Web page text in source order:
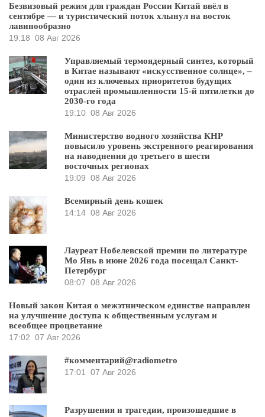
Безвизовый режим для граждан России Китай ввёл в
сентябре — и туристический поток хлынул на восток
лавинообразно
19:18 08 Авг 2026
Управляемый термоядерный синтез, который
в Китае называют «искусственное солнце», –
один из ключевых приоритетов будущих
отраслей промышленности 15-й пятилетки до
2030-го года
19:10 08 Авг 2026
Министерство водного хозяйства КНР
повысило уровень экстренного реагирования
на наводнения до третьего в шести
восточных регионах
19:09 08 Авг 2026
Всемирный день кошек
14:14 08 Авг 2026
Лауреат Нобелевской премии по литературе
Мо Янь в июне 2026 года посещал Санкт-
Петербург
08:07 08 Авг 2026
Новый закон Китая о межэтническом единстве направлен
на улучшение доступа к общественным услугам и
всеобщее процветание
17:02 07 Авг 2026
#комментарий@radiometro
17:01
07 Авг 2026
Разрушения и трагедии, произошедшие в